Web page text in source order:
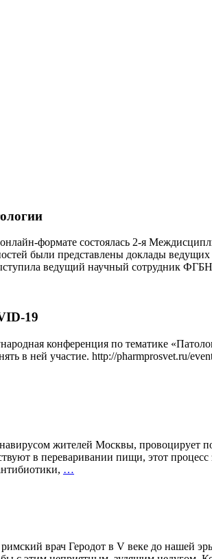
формате состоялась 2-я
были представлены доклады
ведущий научный сотрудник
19
конференция по тематике
в ней участие. http://pharmprosvet.ru/
жителей Москвы, провоцирует
в переваривании пищи, этот процесс
…
врач Геродот в V веке до нашей